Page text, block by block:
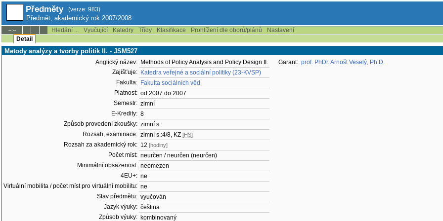
Předměty (verze: 983)
Předmět, akademický rok 2007/2008
--:-- Hledání ... Vyučující Katedry Třídy Klasifikace Prohlížení dle oborů/plánů
Nastavení
Detail
Metody analýzy a tvorby politik II. - JSM527
Anglický název: Methods of Policy Analysis and Policy Design II.
Zajišťuje: Katedra veřejné a sociální politiky (23-KVSP)
Fakulta: Fakulta sociálních věd
Platnost: od 2007 do 2007
Semestr: zimní
E-Kredity: 8
Způsob provedení zkoušky: zimní s.:
Rozsah, examinace: zimní s.:4/8, KZ [HS]
Rozsah za akademický rok: 12 [hodiny]
Počet míst: neurčen / neurčen (neurčen)
Minimální obsazenost: neomezen
4EU+: ne
Virtuální mobilita / počet míst pro virtuální mobilitu: ne
Stav předmětu: vyučován
Jazyk výuky: čeština
Způsob výuky: kombinovaný
Garant: prof. PhDr. Arnošt Veselý, Ph.D.